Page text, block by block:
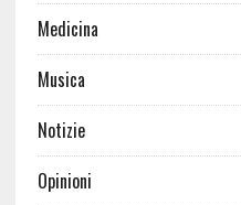
Medicina
Musica
Notizie
Opinioni